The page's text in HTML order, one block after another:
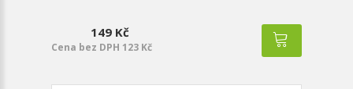
149 Kč
Cena bez DPH 123 Kč